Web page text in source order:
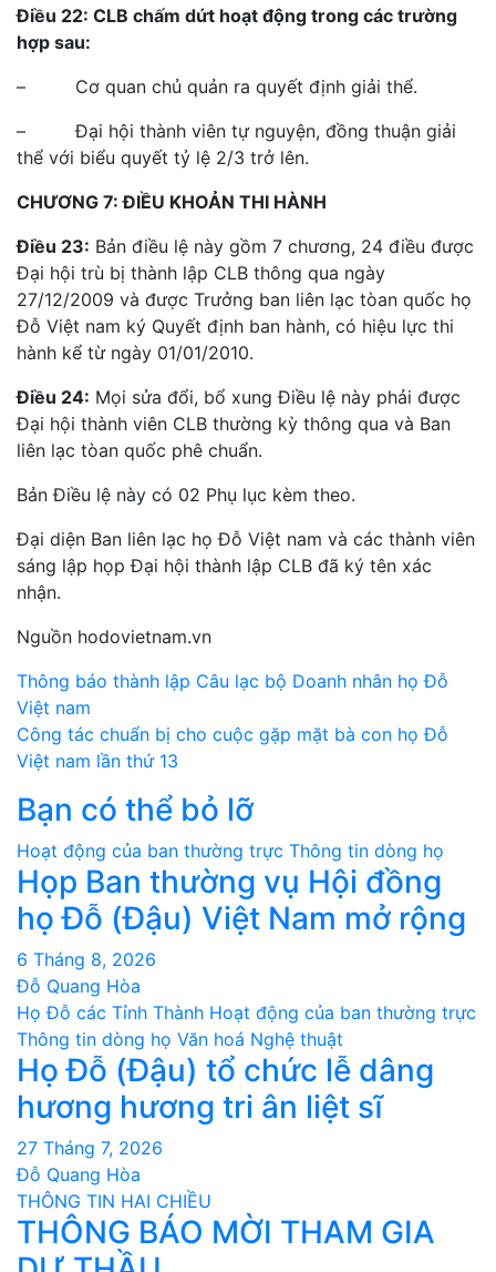
Điều 22: CLB chấm dứt hoạt động trong các trường
hợp sau:
– Cơ quan chủ quản ra quyết định giải thể.
– Đại hội thành viên tự nguyện, đồng thuận giải
thể với biểu quyết tỷ lệ 2/3 trở lên.
CHƯƠNG 7: ĐIỀU KHOẢN THI HÀNH
Điều 23: Bản điều lệ này gồm 7 chương, 24 điều được
Đại hội trù bị thành lập CLB thông qua ngày
27/12/2009 và được Trưởng ban liên lạc tòan quốc họ
Đỗ Việt nam ký Quyết định ban hành, có hiệu lực thi
hành kể từ ngày 01/01/2010.
Điều 24: Mọi sửa đổi, bổ xung Điều lệ này phải được
Đại hội thành viên CLB thường kỳ thông qua và Ban
liên lạc tòan quốc phê chuẩn.
Bản Điều lệ này có 02 Phụ lục kèm theo.
Đại diện Ban liên lạc họ Đỗ Việt nam và các thành viên
sáng lập họp Đại hội thành lập CLB đã ký tên xác
nhận.
Nguồn hodovietnam.vn
Điều
hướng
bài
viết
Thông báo thành lập Câu lạc bộ Doanh nhân họ Đỗ
Việt nam
Công tác chuẩn bị cho cuộc gặp mặt bà con họ Đỗ
Việt nam lần thứ 13
Bạn có thể bỏ lỡ
Hoạt động của ban thường trực Thông tin dòng họ
Họp Ban thường vụ Hội đồng
họ Đỗ (Đậu) Việt Nam mở rộng
6 Tháng 8, 2026
Đỗ Quang Hòa
Họ Đỗ các Tỉnh Thành Hoạt động của ban thường trực
Thông tin dòng họ Văn hoá Nghệ thuật
Họ Đỗ (Đậu) tổ chức lễ dâng
hương hương tri ân liệt sĩ
27 Tháng 7, 2026
Đỗ Quang Hòa
THÔNG TIN HAI CHIỀU
THÔNG BÁO MỜI THAM GIA